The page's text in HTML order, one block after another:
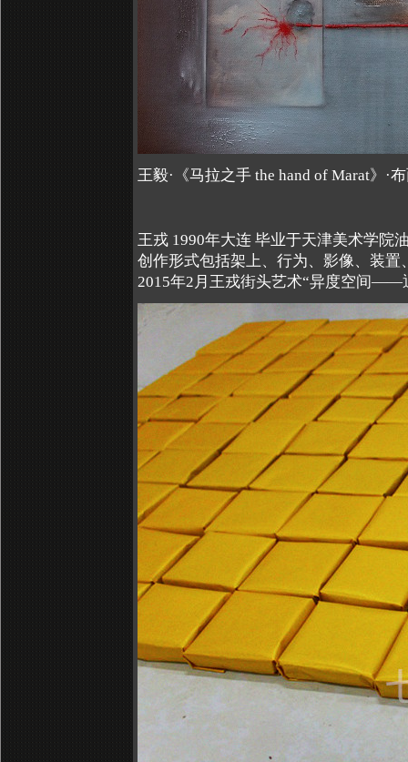
王毅·《马拉之手 the hand of Marat》·
王戎 1990年大连 毕业于天津美术学院
创作形式包括架上、行为、影像、装置
2015年2月王戎街头艺术“异度空间——